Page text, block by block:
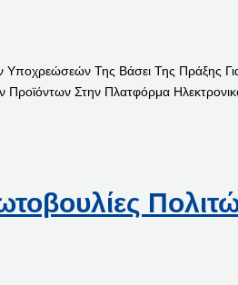
Της Βάσει Της Πράξης Για
Στην Πλατφόρμα